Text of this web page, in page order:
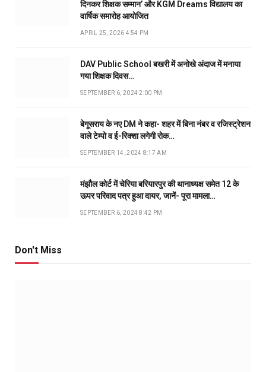
दिनकर शिक्षक सम्मान’ और KGM Dreams विद्यालय का
वार्षिक समारोह आयोजित
APRIL 25, 2026 4:54 PM
DAV Public School बखरी में अनोखे अंदाज में मनाया
गया शिक्षक दिवस…
SEPTEMBER 6, 2024 2:00 PM
बेगूसराय के नए DM ने कहा- शहर में बिना नंबर व रजिस्ट्रेशन
वाले टेम्पो व ई-रिक्शा लगेगी रोक…
SEPTEMBER 14, 2024 8:17 AM
मंझौल कोर्ट में चेरिया बरियारपुर की थानाध्यक्ष समेत 12 के
ऊपर परिवाद पत्र हुआ दायर, जानें- पूरा मामला…
SEPTEMBER 6, 2024 8:42 PM
Don't Miss